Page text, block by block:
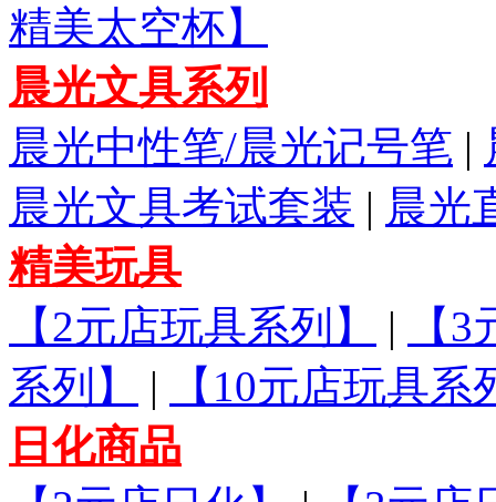
精美太空杯】
晨光文具系列
晨光中性笔/晨光记号笔 |
晨光文具考试套装 | 晨光
精美玩具
【2元店玩具系列】
|
【
系列】
|
【10元店玩具系
日化商品